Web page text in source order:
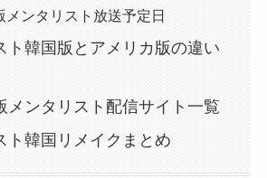
メンタリスト放送予定日
ト韓国版とアメリカ版の違い
メンタリスト配信サイト一覧
ト韓国リメイクまとめ